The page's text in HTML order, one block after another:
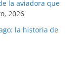
la aviadora que
2026
la historia de